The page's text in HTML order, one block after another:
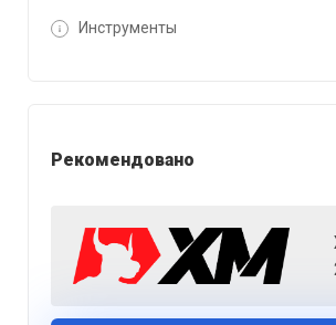
Инструменты
Рекомендовано